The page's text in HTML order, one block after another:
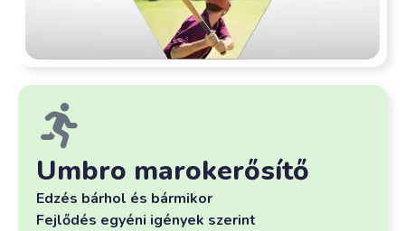
Umbro marokerősítő
Edzés bárhol és bármikor
Fejlődés egyéni igények szerint